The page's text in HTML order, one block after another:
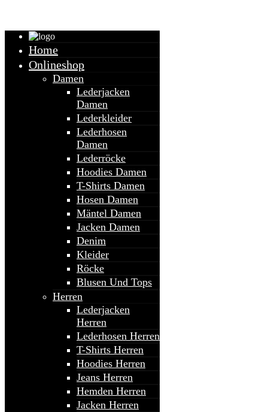
Home
Onlineshop
Damen
Lederjacken
Damen
Lederkleider
Lederhosen
Damen
Lederröcke
Hoodies Damen
T-Shirts Damen
Hosen Damen
Mäntel Damen
Jacken Damen
Denim
Kleider
Röcke
Blusen Und Tops
Herren
Lederjacken
Herren
Lederhosen Herren
T-Shirts Herren
Hoodies Herren
Jeans Herren
Hemden Herren
Jacken Herren